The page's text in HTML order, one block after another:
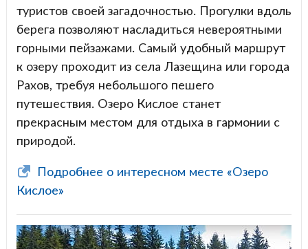
туристов своей загадочностью. Прогулки вдоль
берега позволяют насладиться невероятными
горными пейзажами. Самый удобный маршрут
к озеру проходит из села Лазещина или города
Рахов, требуя небольшого пешего
путешествия. Озеро Кислое станет
прекрасным местом для отдыха в гармонии с
природой.
Подробнее о интересном месте «Озеро
Кислое»